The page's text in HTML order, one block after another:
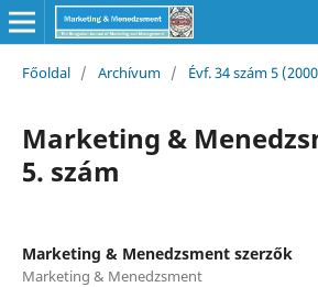
Főoldal / Archívum / Évf. 34 szám 5
Marketing &
5. szám
Marketing & Menedzsment szerzők
Marketing & Menedzsment